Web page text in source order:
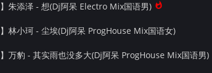
】朱添泽 - 想(Dj阿呆 Electro Mix国语男)
林小珂 - 尘埃(Dj阿呆 ProgHouse Mix国语女)
】万豹 - 其实雨也没多大(Dj阿呆 ProgHouse Mix国语男)